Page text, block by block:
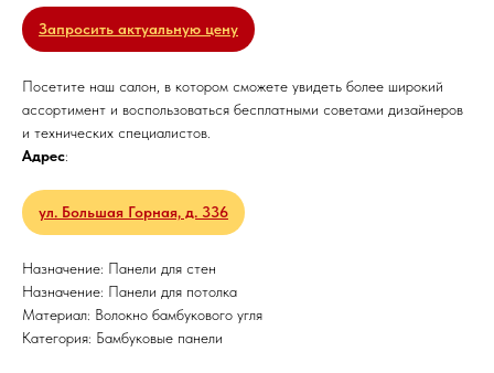
Запросить актуальную цену
Посетите наш салон, в котором сможете увидеть более широкий
ассортимент и воспользоваться бесплатными советами дизайнеров
и технических специалистов.
Адрес:
ул. Большая Горная, д. 336
Назначение: Панели для стен
Назначение: Панели для потолка
Материал: Волокно бамбукового угля
Категория: Бамбуковые панели